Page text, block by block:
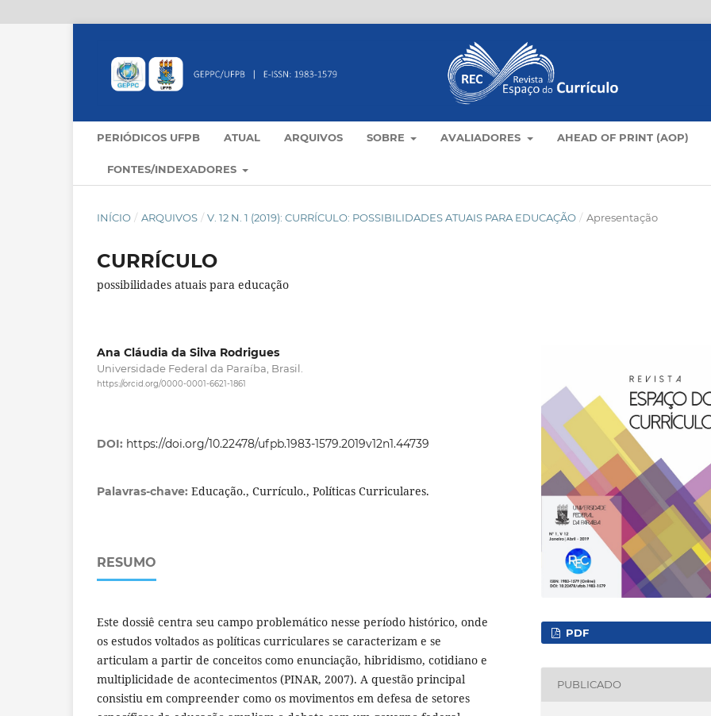
PERIÓDICOS UFPB ATUAL ARQUIVOS SOBRE AVALIADORES AHEAD OF PRINT (AOP)
FONTES/INDEXADORES
INÍCIO / ARQUIVOS / V. 12 N. 1 (2019): CURRÍCULO: POSSIBILIDADES ATUAIS PARA EDUCAÇÃO / Apresentação
CURRÍCULO
possibilidades atuais para educação
Ana Cláudia da Silva Rodrigues
Universidade Federal da Paraíba, Brasil.
https://orcid.org/0000-0001-6621-1861
DOI: https://doi.org/10.22478/ufpb.1983-1579.2019v12n1.44739
Palavras-chave: Educação., Currículo., Políticas Curriculares.
RESUMO
Este dossiê centra seu campo problemático nesse período histórico, onde
os estudos voltados as políticas curriculares se caracterizam e se
articulam a partir de conceitos como enunciação, hibridismo, cotidiano e
multiplicidade de acontecimentos (PINAR, 2007). A questão principal
consistiu em compreender como os movimentos em defesa de setores
PDF
PUBLICADO